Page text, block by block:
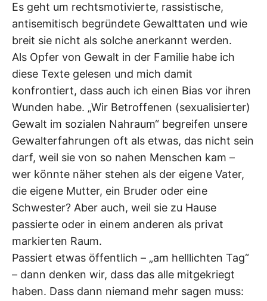
Es geht um rechtsmotivierte, rassistische,
antisemitisch begründete Gewalttaten und wie
breit sie nicht als solche anerkannt werden.
Als Opfer von Gewalt in der Familie habe ich
diese Texte gelesen und mich damit
konfrontiert, dass auch ich einen Bias vor ihren
Wunden habe. „Wir Betroffenen (sexualisierter)
Gewalt im sozialen Nahraum“ begreifen unsere
Gewalterfahrungen oft als etwas, das nicht sein
darf, weil sie von so nahen Menschen kam –
wer könnte näher stehen als der eigene Vater,
die eigene Mutter, ein Bruder oder eine
Schwester? Aber auch, weil sie zu Hause
passierte oder in einem anderen als privat
markierten Raum.
Passiert etwas öffentlich – „am helllichten Tag“
– dann denken wir, dass das alle mitgekriegt
haben. Dass dann niemand mehr sagen muss: